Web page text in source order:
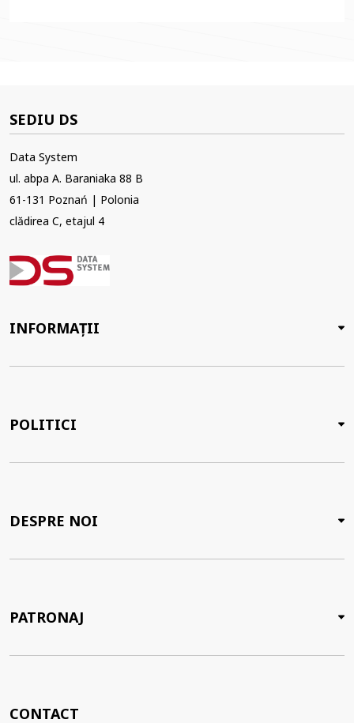
SEDIU DS
Data System
ul. abpa A. Baraniaka 88 B
61-131 Poznań | Polonia
clădirea C, etajul 4
INFORMAȚII
POLITICI
DESPRE NOI
PATRONAJ
CONTACT